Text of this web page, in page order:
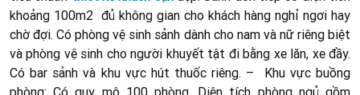
khoảng 100m2 đủ không gian cho khách hàng nghỉ ngơi hay
chờ đợi. Có phòng vệ sinh sảnh dành cho nam và nữ riêng biệt
và phòng vệ sinh cho người khuyết tật đi bằng xe lăn, xe đầy.
Có bar sảnh và khu vực hút thuốc riêng. – Khu vực buồng